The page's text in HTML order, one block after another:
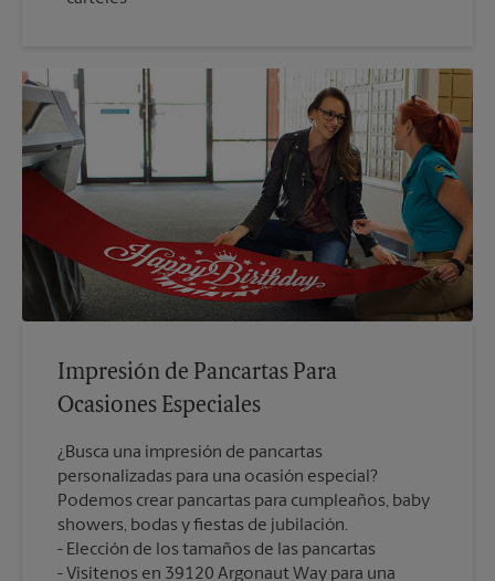
Impresión de Pancartas Para
Ocasiones Especiales
¿Busca una impresión de pancartas
personalizadas para una ocasión especial?
Podemos crear pancartas para cumpleaños, baby
showers, bodas y fiestas de jubilación.
Elección de los tamaños de las pancartas
Visítenos en 39120 Argonaut Way para una